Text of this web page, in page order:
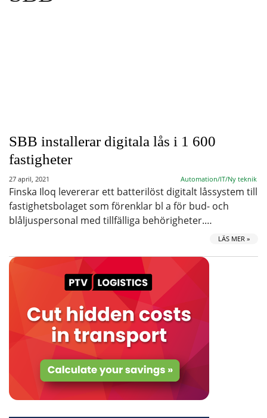
SBB installerar digitala lås i 1 600
fastigheter
27 april, 2021 Automation/IT/Ny teknik
Finska Iloq levererar ett batterilöst digitalt låssystem till
fastighetsbolaget som förenklar bl a för bud- och
blåljuspersonal med tillfälliga behörigheter.…
LÄS MER »